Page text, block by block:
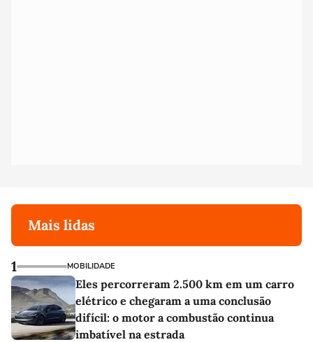
Mais lidas
1 MOBILIDADE
Eles percorreram 2.500 km em um carro
elétrico e chegaram a uma conclusão
difícil: o motor a combustão continua
imbatível na estrada